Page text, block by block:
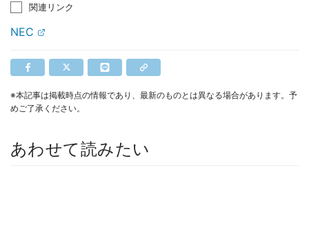
関連リンク
NEC
※本記事は掲載時点の情報であり、最新のものとは異なる場合があります。予
めご了承ください。
あわせて読みたい